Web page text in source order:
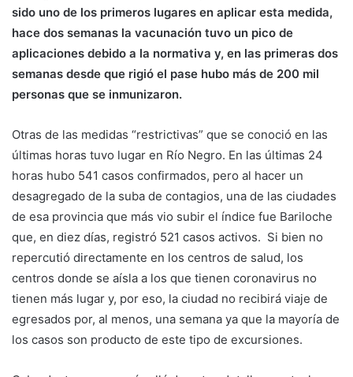
sido uno de los primeros lugares en aplicar esta medida,
hace dos semanas la vacunación tuvo un pico de
aplicaciones debido a la normativa y, en las primeras dos
semanas desde que rigió el pase hubo más de 200 mil
personas que se inmunizaron.
Otras de las medidas “restrictivas” que se conoció en las
últimas horas tuvo lugar en Río Negro. En las últimas 24
horas hubo 541 casos confirmados, pero al hacer un
desagregado de la suba de contagios, una de las ciudades
de esa provincia que más vio subir el índice fue Bariloche
que, en diez días, registró 521 casos activos. Si bien no
repercutió directamente en los centros de salud, los
centros donde se aísla a los que tienen coronavirus no
tienen más lugar y, por eso, la ciudad no recibirá viaje de
egresados por, al menos, una semana ya que la mayoría de
los casos son producto de este tipo de excursiones.